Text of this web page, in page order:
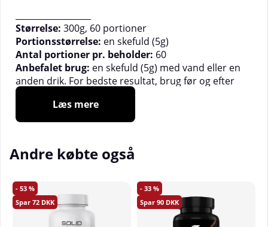
Størrelse: 300g, 60 portioner
Portionsstørrelse: en skefuld (5g)
Antal portioner pr. beholder: 60
Anbefalet brug: en skefuld (5g) med vand eller en
anden drik. For bedste resultat, brug før og efter
træning
Læs mere
Andre købte også
53
72
33
90